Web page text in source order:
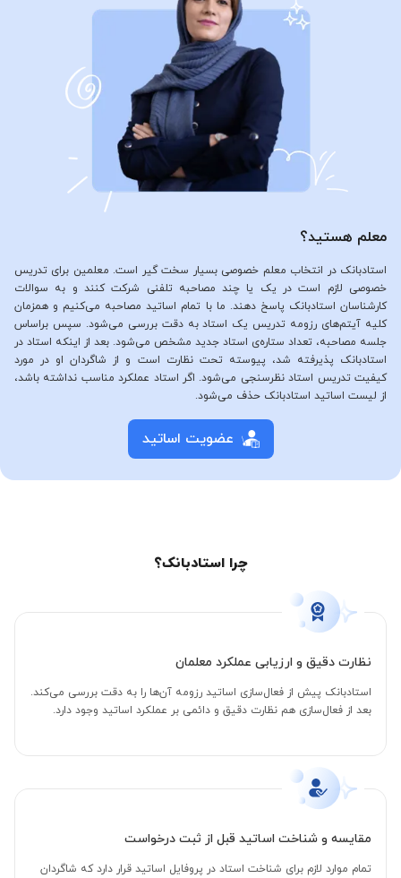
معلم هستید؟
استادبانک در انتخاب معلم خصوصی بسیار سخت گیر است. معلمین برای تدریس
خصوصی لازم است در یک یا چند مصاحبه تلفنی شرکت کنند و به سوالات
کارشناسان استادبانک پاسخ دهند. ما با تمام اساتید مصاحبه می‌کنیم و همزمان
کلیه آیتم‌های رزومه تدریس یک استاد به دقت بررسی می‌شود. سپس براساس
جلسه مصاحبه، تعداد ستاره‌ی استاد جدید مشخص می‌شود. بعد از اینکه استاد در
استادبانک پذیرفته شد، پیوسته تحت نظارت است و از شاگردان او در مورد
کیفیت تدریس استاد نظرسنجی می‌شود. اگر استاد عملکرد مناسب نداشته باشد،
از لیست اساتید استادبانک حذف می‌شود.
عضویت اساتید
چرا استادبانک؟
نظارت دقیق و ارزیابی عملکرد معلمان
استادبانک پیش از فعال‌سازی اساتید رزومه آن‌ها را به دقت بررسی می‌کند.
بعد از فعال‌سازی هم نظارت دقیق و دائمی بر عملکرد اساتید وجود دارد.
مقایسه و شناخت اساتید قبل از ثبت درخواست
تمام موارد لازم برای شناخت استاد در پروفایل اساتید قرار دارد که شاگردان